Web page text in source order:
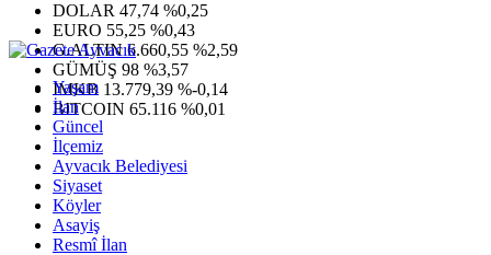
DOLAR 47,74 %0,25
EURO 55,25 %0,43
G.ALTIN6.660,55 %2,59
GÜMÜŞ 98 %3,57
IMKB 13.779,39 %-0,14
BITCOIN 65.116 %0,01
Yaşam
İlan
Güncel
İlçemiz
Ayvacık Belediyesi
Siyaset
Köyler
Asayiş
Resmî İlan